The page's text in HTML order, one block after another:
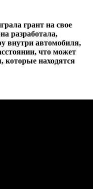
грант на свое
разработала,
внутри автомобиля,
что может
которые находятся